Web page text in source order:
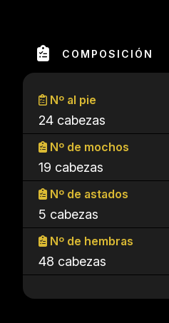
COMPOSICIÓN
Nº al pie
24 cabezas
Nº de mochos
19 cabezas
Nº de astados
5 cabezas
Nº de hembras
48 cabezas